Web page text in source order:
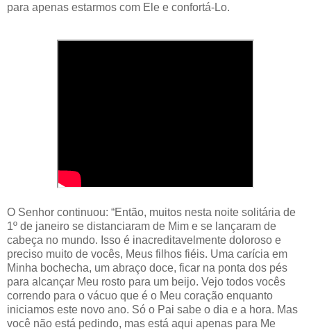
para apenas estarmos com Ele e confortá-Lo.
O Senhor continuou: “Então, muitos nesta noite solitária de
1º de janeiro se distanciaram de Mim e se lançaram de
cabeça no mundo. Isso é inacreditavelmente doloroso e
preciso muito de vocês, Meus filhos fiéis. Uma carícia em
Minha bochecha, um abraço doce, ficar na ponta dos pés
para alcançar Meu rosto para um beijo. Vejo todos vocês
correndo para o vácuo que é o Meu coração enquanto
iniciamos este novo ano. Só o Pai sabe o dia e a hora. Mas
você não está pedindo, mas está aqui apenas para Me